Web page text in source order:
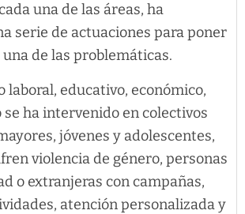
una de las áreas, ha
serie de actuaciones para poner
de las problemáticas.
laboral, educativo, económico,
ha intervenido en colectivos
jóvenes y adolescentes,
violencia de género, personas
o extranjeras con campañas,
atención personalizada y